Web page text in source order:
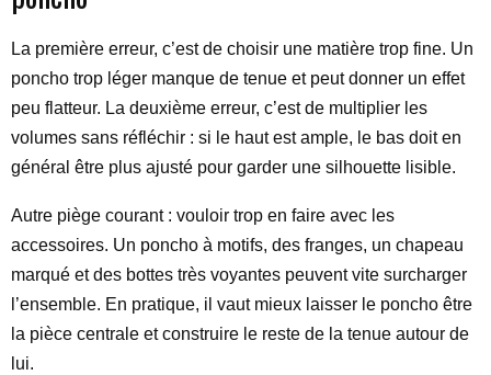
La première erreur, c’est de choisir une matière trop fine. Un
poncho trop léger manque de tenue et peut donner un effet
peu flatteur. La deuxième erreur, c’est de multiplier les
volumes sans réfléchir : si le haut est ample, le bas doit en
général être plus ajusté pour garder une silhouette lisible.
Autre piège courant : vouloir trop en faire avec les
accessoires. Un poncho à motifs, des franges, un chapeau
marqué et des bottes très voyantes peuvent vite surcharger
l’ensemble. En pratique, il vaut mieux laisser le poncho être
la pièce centrale et construire le reste de la tenue autour de
lui.